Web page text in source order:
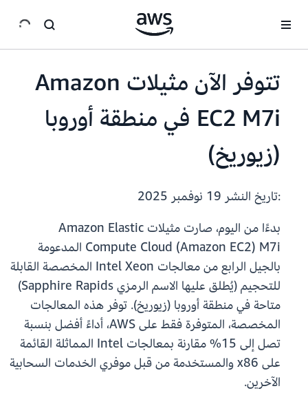
تتوفر الآن مثيلات Amazon
EC2 M7i في منطقة أوروبا
(زيوريخ)
:تاريخ النشر
بدءًا من اليوم، صارت مثيلات Amazon Elastic
Compute Cloud (Amazon EC2) M7i المدعومة
بالجيل الرابع من معالجات Intel Xeon المخصصة القابلة
للتحجيم (يُطلق عليها الاسم الرمزي Sapphire Rapids)
متاحة في منطقة أوروبا (زيوريخ). توفر هذه المعالجات
المخصصة، المتوفرة فقط على AWS، أداءً أفضل بنسبة
تصل إلى 15% مقارنة بمعالجات Intel المماثلة القائمة
على x86 والمستخدمة من قبل موفري الخدمات السحابية
الآخرين.